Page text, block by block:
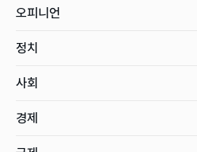
오피니언
정치
사회
경제